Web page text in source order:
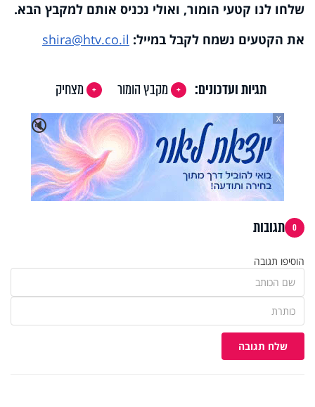
שלחו לנו קטעי הומור, ואולי נכניס אותם למקבץ הבא.
את הקטעים נשמח לקבל במייל: shira@htv.co.il
תגיות ועדכונים: מקבץ הומור
מצחיק
🔇
X
0 תגובות
הוסיפו תגובה
שלח תגובה